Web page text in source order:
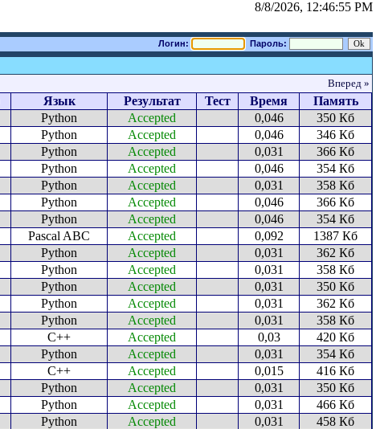
8/8/2026, 12:46:55 PM
Логин: Пароль:
Вперед »
Язык Результат Тест Время
Память
Python Accepted 0,046
350 Кб
Python Accepted 0,046
346 Кб
Python Accepted 0,031
366 Кб
Python Accepted 0,046
354 Кб
Python Accepted 0,031
358 Кб
Python Accepted 0,046
366 Кб
Python Accepted 0,046
354 Кб
Pascal ABC Accepted 0,092
1387 Кб
Python Accepted 0,031
362 Кб
Python Accepted 0,031
358 Кб
Python Accepted 0,031
350 Кб
Python Accepted 0,031
362 Кб
Python Accepted 0,031
358 Кб
C++ Accepted 0,03
420 Кб
Python Accepted 0,031
354 Кб
C++ Accepted 0,015
416 Кб
Python Accepted 0,031
350 Кб
Python Accepted 0,031
466 Кб
Python Accepted 0,031
458 Кб